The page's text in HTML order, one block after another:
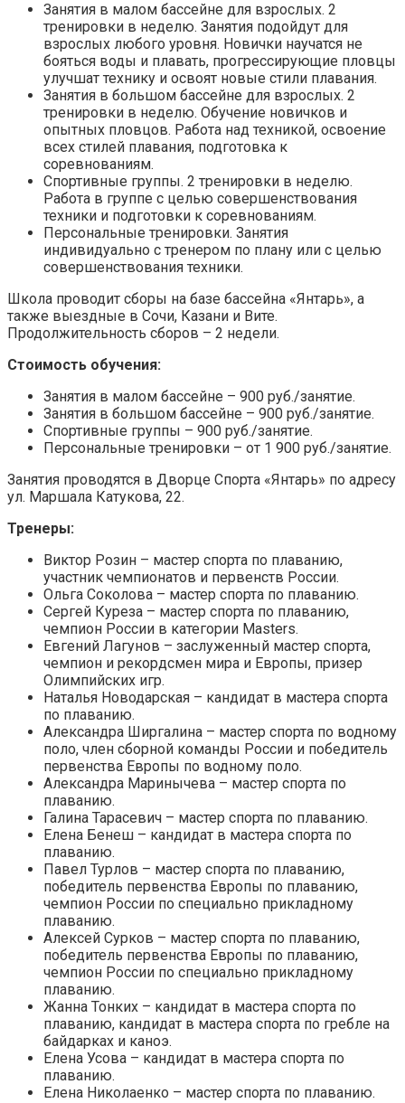
Занятия в малом бассейне для взрослых. 2
тренировки в неделю. Занятия подойдут для
взрослых любого уровня. Новички научатся не
бояться воды и плавать, прогрессирующие пловцы
улучшат технику и освоят новые стили плавания.
Занятия в большом бассейне для взрослых. 2
тренировки в неделю. Обучение новичков и
опытных пловцов. Работа над техникой, освоение
всех стилей плавания, подготовка к
соревнованиям.
Спортивные группы. 2 тренировки в неделю.
Работа в группе с целью совершенствования
техники и подготовки к соревнованиям.
Персональные тренировки. Занятия
индивидуально с тренером по плану или с целью
совершенствования техники.
Школа проводит сборы на базе бассейна «Янтарь», а
также выездные в Сочи, Казани и Вите.
Продолжительность сборов – 2 недели.
Стоимость обучения:
Занятия в малом бассейне – 900 руб./занятие.
Занятия в большом бассейне – 900 руб./занятие.
Спортивные группы – 900 руб./занятие.
Персональные тренировки – от 1 900 руб./занятие.
Занятия проводятся в Дворце Спорта «Янтарь» по адресу
ул. Маршала Катукова, 22.
Тренеры:
Виктор Розин – мастер спорта по плаванию,
участник чемпионатов и первенств России.
Ольга Соколова – мастер спорта по плаванию.
Сергей Куреза – мастер спорта по плаванию,
чемпион России в категории Masters.
Евгений Лагунов – заслуженный мастер спорта,
чемпион и рекордсмен мира и Европы, призер
Олимпийских игр.
Наталья Новодарская – кандидат в мастера спорта
по плаванию.
Александра Ширгалина – мастер спорта по водному
поло, член сборной команды России и победитель
первенства Европы по водному поло.
Александра Маринычева – мастер спорта по
плаванию.
Галина Тарасевич – мастер спорта по плаванию.
Елена Бенеш – кандидат в мастера спорта по
плаванию.
Павел Турлов – мастер спорта по плаванию,
победитель первенства Европы по плаванию,
чемпион России по специально прикладному
плаванию.
Алексей Сурков – мастер спорта по плаванию,
победитель первенства Европы по плаванию,
чемпион России по специально прикладному
плаванию.
Жанна Тонких – кандидат в мастера спорта по
плаванию, кандидат в мастера спорта по гребле на
байдарках и каноэ.
Елена Усова – кандидат в мастера спорта по
плаванию.
Елена Николаенко – мастер спорта по плаванию.